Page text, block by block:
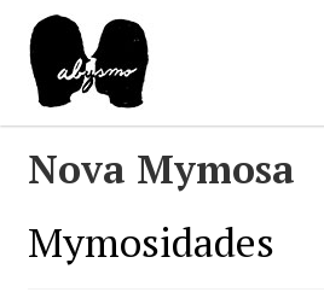
Ir
para
navegação
Saltar
para
conteúdo
Nova Mymosa
Mymosidades